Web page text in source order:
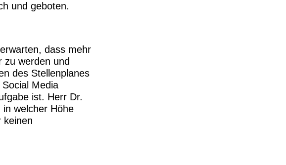
und geboten.
dass mehr
zu werden und
des Stellenplanes
Media
ist. Herr Dr.
welcher Höhe
keinen